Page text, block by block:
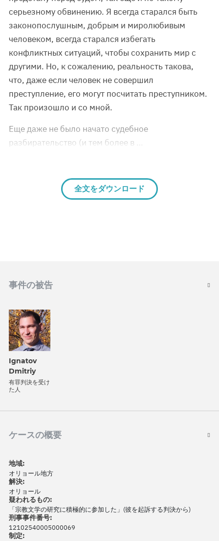
серьезному обвинению. Я всегда старался быть
законопослушным, добрым и миролюбивым
человеком, всегда старался избегать
конфликтных ситуаций, чтобы сохранить мир с
другими. Но, к сожалению, реальность такова,
что, даже если человек не совершил
преступление, его могут посчитать преступником.
Так произошло и со мной.
Еще даже не было начато судебное
разбирательство (и тем более в …
全文をダウンロード
事件の被告
Ignatov
Dmitriy
有罪判決を受け
た人
ケースの概要
地域:
オリョール地方
解決:
オリョール
疑われるもの:
「宗教文学の研究に積極的に参加した」(彼を起訴する判決から)
刑事事件番号:
12102540005000069
制定: